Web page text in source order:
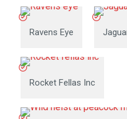
Ravens Eye
Rocket Fellas Inc